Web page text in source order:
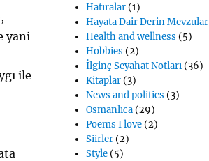
yani
ile
Hatıralar(1)
Hayata Dair Derin Mevzular
Health and wellness (5)
Hobbies (2)
İlginç Seyahat Notları(36)
Kitaplar(3)
News and politics (3)
Osmanlıca(29)
Poems I love(2)
Siirler(2)
Style(5)